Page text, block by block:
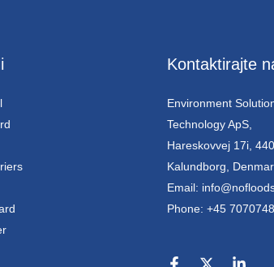
Kontaktirajte
Environment
Technology ApS,
Hareskovvej 17i,
Kalundborg,
Email:
Phone: +45